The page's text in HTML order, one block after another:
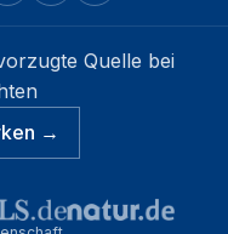
Quelle bei
→